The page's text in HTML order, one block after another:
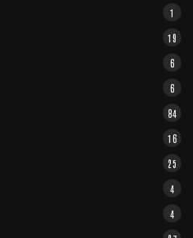
1
19
6
6
84
16
25
4
4